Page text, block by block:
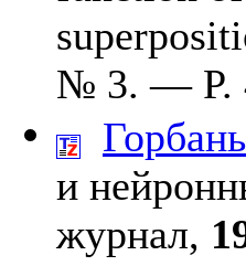
№ 3. — P.
и
журнал,